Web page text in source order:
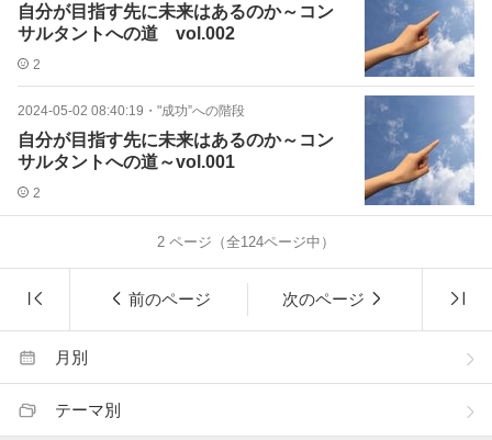
自分が目指す先に未来はあるのか～コン
サルタントへの道 vol.002
2
2024-05-02 08:40:19 ・ "成功”への階段
自分が目指す先に未来はあるのか～コン
サルタントへの道～vol.001
2
2 ページ（全124ページ中）
前のページ 次のページ
月別
テーマ別